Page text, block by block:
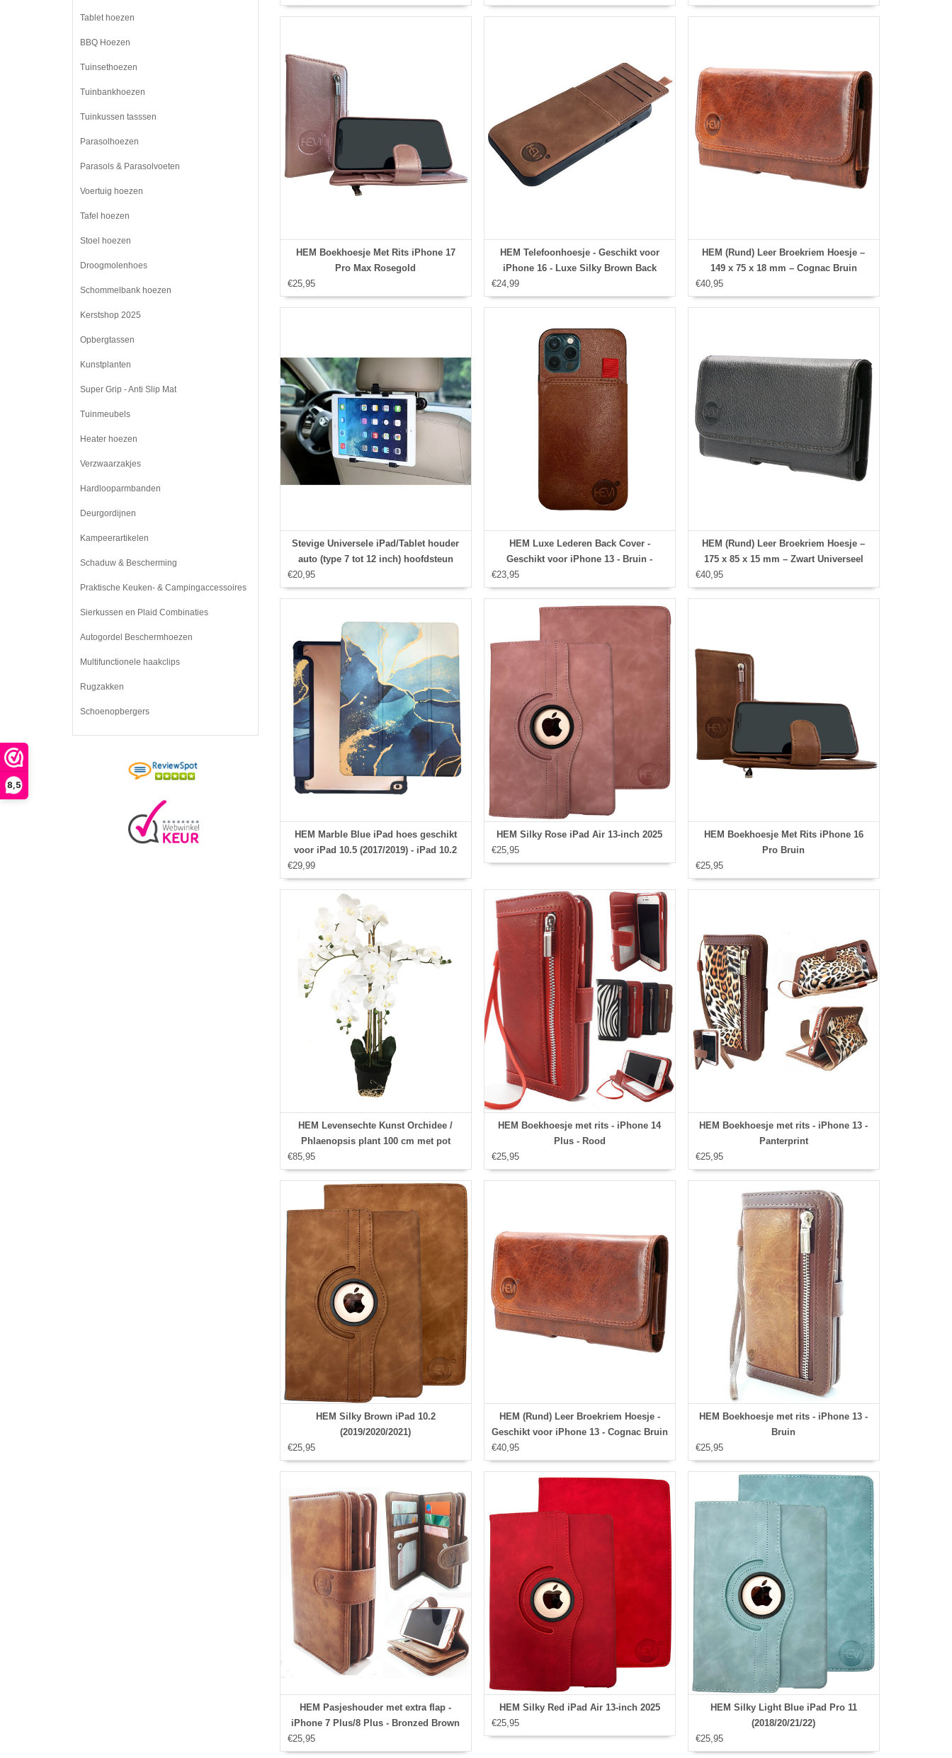
8,5
HEM Boekhoesje Met Rits iPhone 17
Pro Max Rosegold
€25,95
HEM Telefoonhoesje - Geschikt voor
iPhone 16 - Luxe Silky Brown Back
Cover Bruin - Telefoonhoesje /
Achterkant voor 3 pasjes
€24,99
HEM (Rund) Leer Broekriem Hoesje –
149 x 75 x 18 mm – Cognac Bruin
Universeel Broekriem Telefoonhoesje
€40,95
Stevige Universele iPad/Tablet houder
auto (type 7 tot 12 inch) hoofdsteun
houder 360 graden draaibaar Met Stylus
pen, Hoesjes apple iPad
€20,95
HEM Luxe Lederen Back Cover -
Geschikt voor iPhone 13 - Bruin -
Telefoonhoesje / Achterkant voor 3
pasjes
€23,95
HEM (Rund) Leer Broekriem Hoesje –
175 x 85 x 15 mm – Zwart Universeel
€40,95
HEM Marble Blue iPad hoes geschikt
voor iPad 10.5 (2017/2019) - iPad 10.2
(2019/2020/2021) - Vouwbare
Autowakecover - iPad 7/8/9 hoes - iPad
Air 3 hoes - iPad Pro 10.5 hoes - Met
stylus opbergmogelijkheid
€29,99
HEM Silky Rose iPad Air 13‑inch 2025
€25,95
HEM Boekhoesje Met Rits iPhone 16
Pro Bruin
€25,95
HEM Levensechte Kunst Orchidee /
Phlaenopsis plant 100 cm met pot
€85,95
HEM Boekhoesje met rits - iPhone 14
Plus - Rood
€25,95
HEM Boekhoesje met rits - iPhone 13 -
Panterprint
€25,95
HEM Silky Brown iPad 10.2
(2019/2020/2021)
€25,95
HEM (Rund) Leer Broekriem Hoesje -
Geschikt voor iPhone 13 - Cognac Bruin
€40,95
HEM Boekhoesje met rits - iPhone 13 -
Bruin
€25,95
HEM Pasjeshouder met extra flap -
iPhone 7 Plus/8 Plus - Bronzed Brown
€25,95
HEM Silky Red iPad Air 13‑inch 2025
€25,95
HEM Silky Light Blue iPad Pro 11
(2018/20/21/22)
€25,95
Tablet hoezen
BBQ Hoezen
Tuinsethoezen
Tuinbankhoezen
Tuinkussen tasssen
Parasolhoezen
Parasols & Parasolvoeten
Voertuig hoezen
Tafel hoezen
Stoel hoezen
Droogmolenhoes
Schommelbank hoezen
Kerstshop 2025
Opbergtassen
Kunstplanten
Super Grip - Anti Slip Mat
Tuinmeubels
Heater hoezen
Verzwaarzakjes
Hardlooparmbanden
Deurgordijnen
Kampeerartikelen
Schaduw & Bescherming
Praktische Keuken- & Campingaccessoires
Sierkussen en Plaid Combinaties
Autogordel Beschermhoezen
Multifunctionele haakclips
Rugzakken
Schoenopbergers